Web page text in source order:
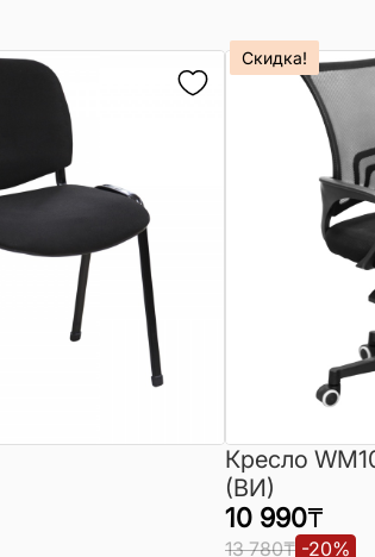
Скидка!
Кресло
(ВИ)
10 990₸
13 780₸ -20%